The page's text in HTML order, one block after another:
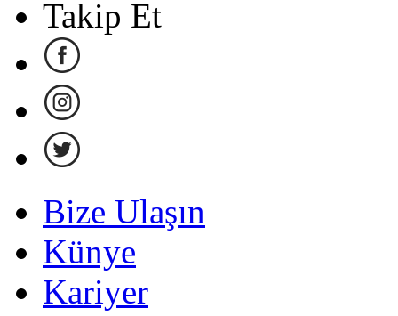
Takip Et
Bize Ulaşın
Künye
Kariyer